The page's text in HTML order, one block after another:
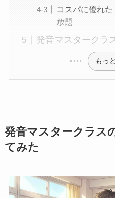
コスパに優れ
放題
発音マスタークラ
もっ
発音マスタークラス
てみた